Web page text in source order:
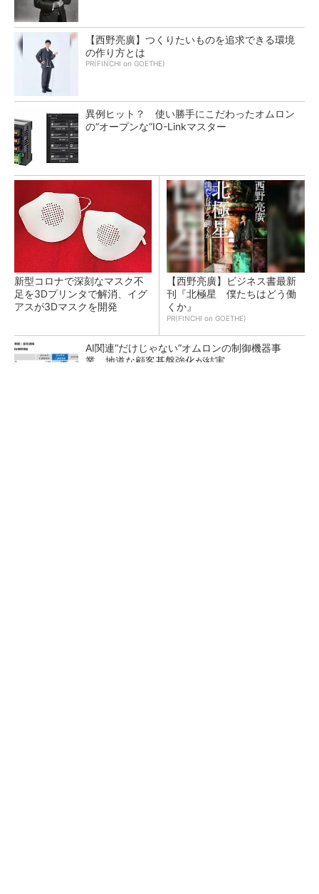
【西野亮廣】つくりたいものを追求できる環境
の作り方とは
PR(FINCHI on GOETHE)
異例ヒット？ 使い勝手にこだわったオムロン
の“オープンな”IO-Linkマスター
新型コロナで深刻なマスク不
足を3Dプリンタで解消、イグ
アスが3Dマスクを開発
【西野亮廣】ビジネス書最新
刊『北極星 僕たちはどう働
くか』
PR(FINCHI on GOETHE)
AI関連“だけじゃない”オムロンの制御機器事
業、地道な顧客基盤強化が結実